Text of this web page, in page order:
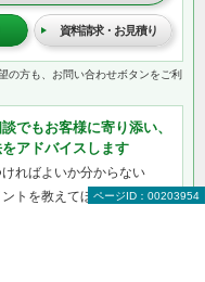
資料請求・お見積り
の方も、お問い合わせボタンをご利
でもお客様に寄り添い、
アドバイスします
ればよいか分からない
トを教えてほしいページID：00203954